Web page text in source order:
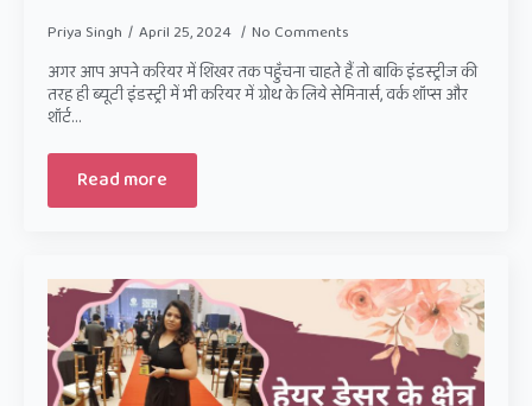
Priya Singh April 25, 2024 No Comments
अगर आप अपने करियर में शिखर तक पहुँचना चाहते हैं तो बाकि इंडस्ट्रीज की
तरह ही ब्यूटी इंडस्ट्री में भी करियर में ग्रोथ के लिये सेमिनार्स, वर्क शॉप्स और
शॉर्ट…
Read more